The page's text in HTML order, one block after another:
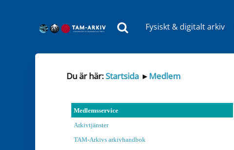
Huvudnavigering
Fysiskt & digitalt arkiv
Du är här:Startsida ▸Medlem
Medlemsservice
Arkivtjänster
TAM-Arkivs arkivhandbok